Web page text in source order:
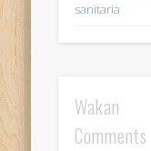
sanitaria
Wakan
Comments